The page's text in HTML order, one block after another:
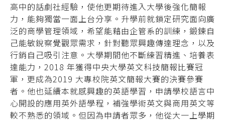
高中的話劇社經驗，使他更期待進入大學後強化簡報
力，能夠獨當一面上台分享。升學前就鎖定研究面向廣
泛的商學管理領域，希望能藉由企管系的訓練，鍛鍊自
己能敏銳察覺觀眾需求，針對聽眾興趣傳達理念，以及
行銷自己吸引注意。大學期間他不斷練習精進、培養表
達能力，2018 年獲得中央大學英文科技簡報比賽冠
軍，更成為2019 大專校院英文簡報大賽的決賽參賽
者。 他也延續本就感興趣的英語學習，申請學校語言中
心開設的應用英外語學程，補強學術英文與商用英文等
較不熟悉的領域。但因為申請者眾多，他從大一上學期